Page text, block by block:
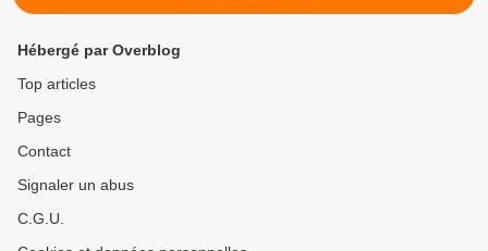
Hébergé par Overblog
Top articles
Pages
Contact
Signaler un abus
C.G.U.